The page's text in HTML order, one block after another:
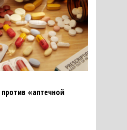
«аптечной